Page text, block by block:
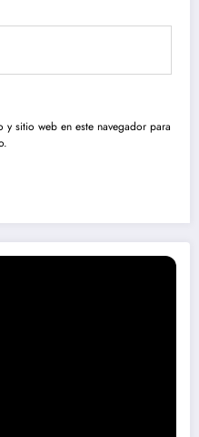
sitio web en este navegador para